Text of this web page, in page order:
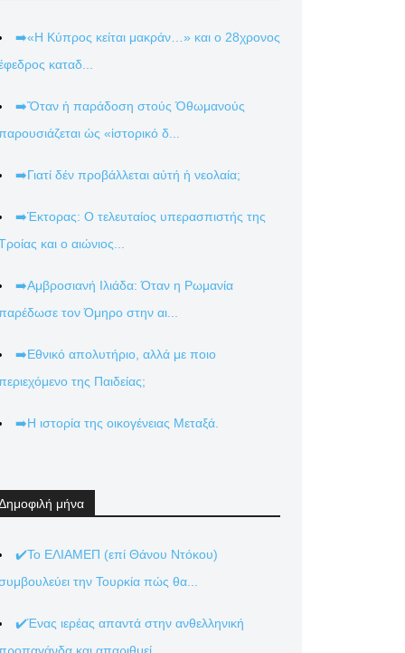
➡️«Η Κύπρος κείται μακράν…» και ο 28χρονος
καταδ...
➡️Ὅταν ἡ παράδοση στούς Ὀθωμανούς
ὡς «ἱστορικό δ...
➡️Γιατί δέν προβάλλεται αὐτή ἡ νεολαία;
➡️Έκτορας: Ο τελευταίος υπερασπιστής της
και ο αιώνιος...
➡️Αμβροσιανή Ιλιάδα: Όταν η Ρωμανία
τον Όμηρο στην αι...
➡️Εθνικό απολυτήριο, αλλά με ποιο
της Παιδείας;
➡️Η ιστορία της οικογένειας Μεταξά.
μήνα
✔️Το ΕΛΙΑΜΕΠ (επί Θάνου Ντόκου)
την Τουρκία πώς θα...
✔️Ένας ιερέας απαντά στην ανθελληνική